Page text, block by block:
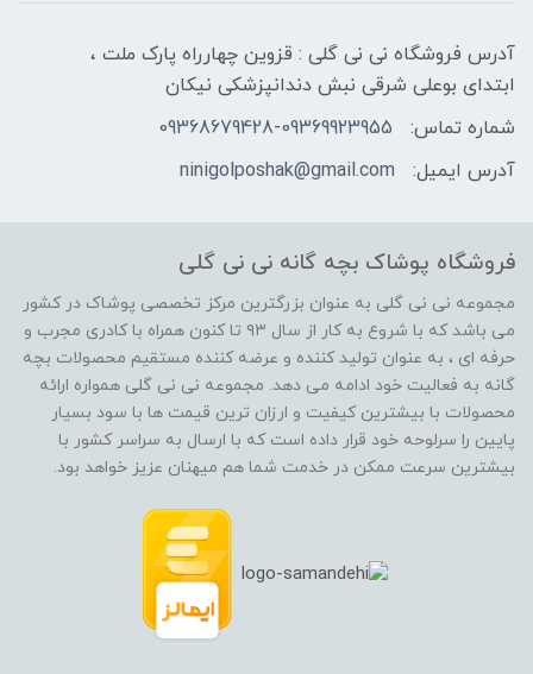
آدرس فروشگاه نی نی گلی : قزوین چهارراه پارک ملت ،
ابتدای بوعلی شرقی نبش دندانپزشکی نیکان
شماره تماس:
09368679428-09369923955
آدرس ایمیل:
ninigolposhak@gmail.com
فروشگاه پوشاک بچه گانه نی نی گلی
مجموعه نی نی گلی به عنوان بزرگترین مرکز تخصصی پوشاک در کشور
می باشد که با شروع به کار از سال ۹۳ تا کنون همراه با کادری مجرب و
حرفه ای ، به عنوان تولید کننده و عرضه کننده مستقیم محصولات بچه
گانه به فعالیت خود ادامه می دهد. مجموعه نی نی گلی همواره ارائه
محصولات با بیشترین کیفیت و ارزان ترین قیمت ها با سود بسیار
پایین را سرلوحه خود قرار داده است که با ارسال به سراسر کشور با
بیشترین سرعت ممکن در خدمت شما هم میهنان عزیز خواهد بود.